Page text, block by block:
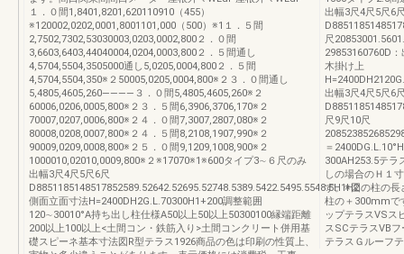
１．０間1,8401,8201,620110910（455）
※120002,0202,0001,8001101,000（500）※1１．５間
2,7502,7302,53030003,0203,0002,800２．０間
3,6603,6403,44040004,0204,0003,800２．５間通し
4,5704,5504,3505000通し5,0205,0004,800２．５間
4,5704,5504,350※２50005,0205,0004,800※２３．０間通し
5,4805,4605,260――――３．０間5,4805,4605,260※２
60006,0206,0005,800※２３．５間6,3906,3706,170※２
70007,0207,0006,800※２４．０間7,3007,2807,080※２
80008,0208,0007,800※２４．５間8,2108,1907,990※２
90009,0209,0008,800※２５．０間9,1209,1008,900※２
1000010,02010,0009,800※２※17070※1※600タイプ3∼６尺のみ
出幅3尺4尺5尺6尺
D8851185148517852589.52642.52695.52748.5389.5422.5495.5548.5H1H2
側面立面寸法H=2400DH2G.L.70300H1+200調整範囲
120∼30010°A持ち出し柱仕様A50以上50以上50300100縁端距離
200以上100以上<土間コン・鉄筋入り>土間コンクリート併用基
礎スピーネ基本寸法図R型テラス1926商品の色は印刷の性質上、
出幅3尺4尺5尺6
尺
29853160760D
木掛け上
出幅3尺4尺5尺6
尺9尺10尺
＝
300AH253.5テ
しの場合のＨ１
す。※図の柱の
柱の＋300mmで
ップテラスVSス
スSCテラスVB
テラスＧルーフ